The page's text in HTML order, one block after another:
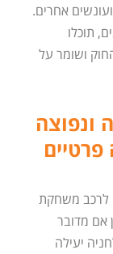
אחרים.
תוכלו
ושומר על
ונפוצה
לרכב משחקת
אם מדובר
יעילה